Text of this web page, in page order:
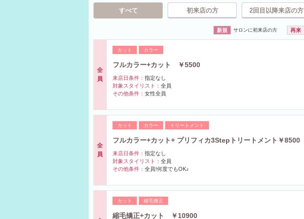
すべて 初来店の方 2回目以降来店の方
新規 サロンに初来店の方 再来
全
員
カット カラー
フルカラー+カット ￥5500
来店日条件： 指定なし
対象スタイリスト： 全員
その他条件： 女性全員
全
員
カット カラー トリートメント
フルカラー+カット+ プリフィカ3Stepトリートメント￥8500
来店日条件： 指定なし
対象スタイリスト： 全員
その他条件： 全員!何度でもOK♪
カット 縮毛矯正
縮毛矯正+カット ￥10900